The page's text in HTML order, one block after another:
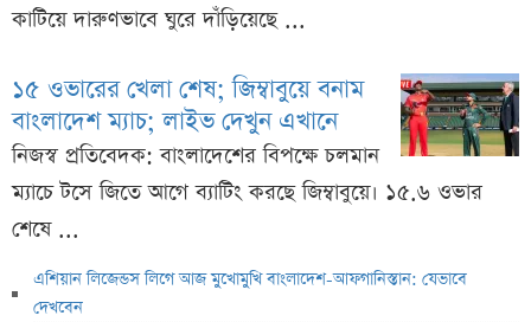
কাটিয়ে দারুণভাবে ঘুরে দাঁড়িয়েছে ...
১৫ ওভারের খেলা শেষ; জিম্বাবুয়ে বনাম
বাংলাদেশ ম্যাচ; লাইভ দেখুন এখানে
নিজস্ব প্রতিবেদক: বাংলাদেশের বিপক্ষে চলমান
ম্যাচে টসে জিতে আগে ব্যাটিং করছে জিম্বাবুয়ে। ১৫.৬ ওভার
শেষে ...
এশিয়ান লিজেন্ডস লিগে আজ মুখোমুখি বাংলাদেশ-আফগানিস্তান: যেভাবে
দেখবেন